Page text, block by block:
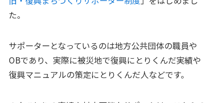
た。
サポーターとなっているのは地方公共団体の職員や
OBであり、実際に被災地で復興にとりくんだ実績や
復興マニュアルの策定にとりくんだ人などです。